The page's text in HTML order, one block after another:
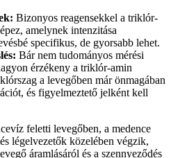
Bizonyos reagensekkel a triklór-
amelynek intenzitása
specifikus, de gyorsabb lehet.
Bár nem tudományos mérési
érzékeny a triklór-amin
a levegőben már önmagában
és figyelmeztető jelként kell
feletti levegőben, a medence
légelvezetők közelében végzik,
áramlásáról és a szennyeződés